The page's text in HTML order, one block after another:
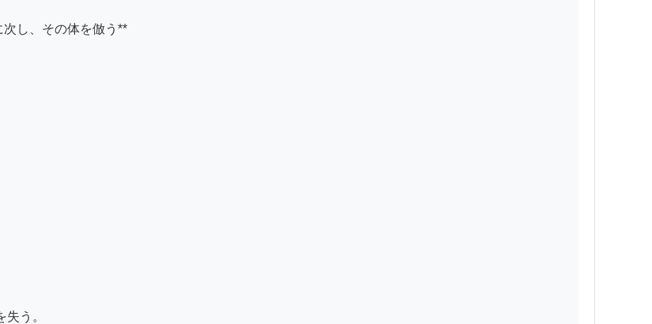
し、その体を倣う**
う。